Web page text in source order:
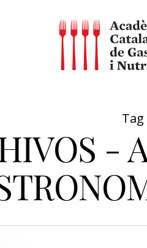
Tag
-